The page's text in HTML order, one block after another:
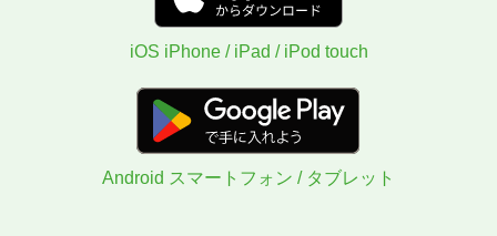
iOS iPhone / iPad / iPod touch
Android スマートフォン / タブレット